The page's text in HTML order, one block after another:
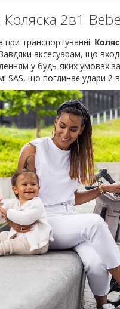
2в1
транспортуванні.
аксесуарам, що
у будь-яких умовах
що поглинає удари й